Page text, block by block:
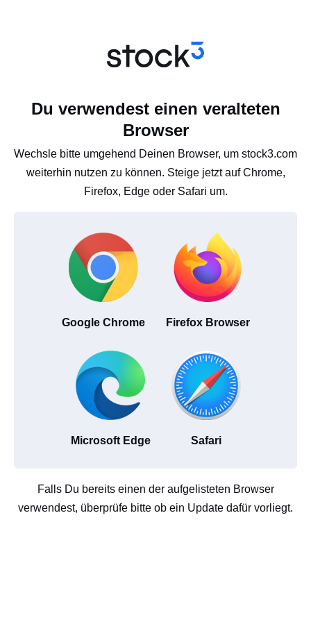
Du verwendest einen veralteten
Browser
Wechsle bitte umgehend Deinen Browser, um stock3.com
weiterhin nutzen zu können. Steige jetzt auf Chrome,
Firefox, Edge oder Safari um.
Google Chrome Firefox Browser
Microsoft Edge Safari
Falls Du bereits einen der aufgelisteten Browser
verwendest, überprüfe bitte ob ein Update dafür vorliegt.